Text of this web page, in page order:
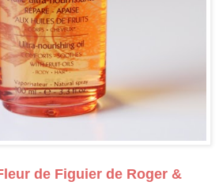
de Figuier de Roger &